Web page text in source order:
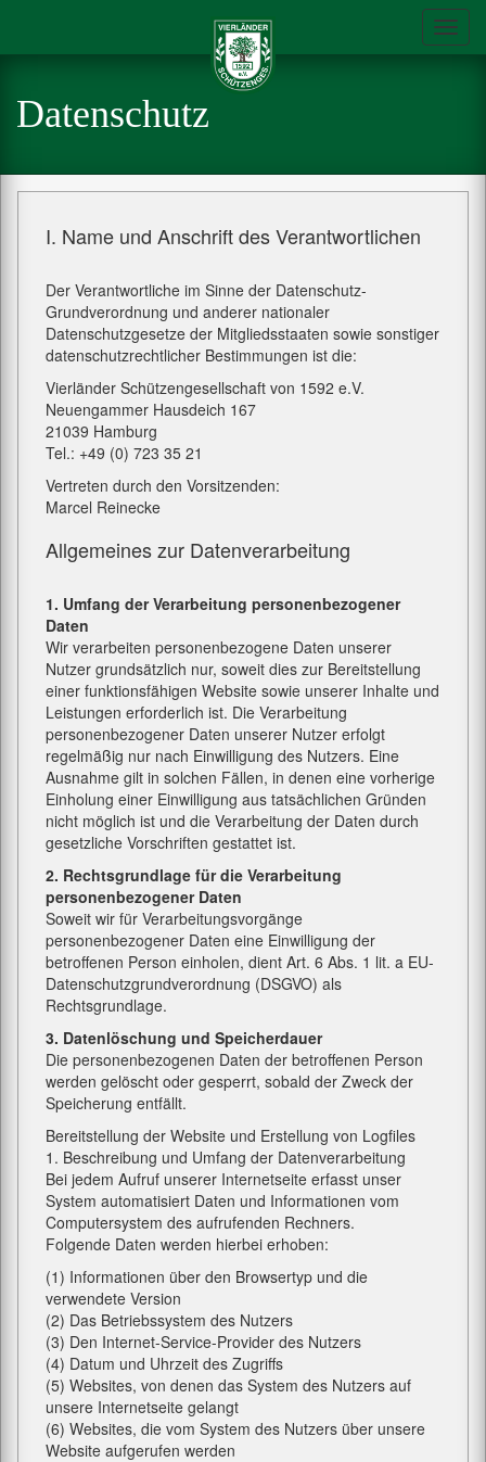
Datenschutz
I. Name und Anschrift des Verantwortlichen
Der Verantwortliche im Sinne der Datenschutz-
Grundverordnung und anderer nationaler
Datenschutzgesetze der Mitgliedsstaaten sowie sonstiger
datenschutzrechtlicher Bestimmungen ist die:
Vierländer Schützengesellschaft von 1592 e.V.
Neuengammer Hausdeich 167
21039 Hamburg
Tel.: +49 (0) 723 35 21
Vertreten durch den Vorsitzenden:
Marcel Reinecke
Allgemeines zur Datenverarbeitung
1. Umfang der Verarbeitung personenbezogener
Daten
Wir verarbeiten personenbezogene Daten unserer
Nutzer grundsätzlich nur, soweit dies zur Bereitstellung
einer funktionsfähigen Website sowie unserer Inhalte und
Leistungen erforderlich ist. Die Verarbeitung
personenbezogener Daten unserer Nutzer erfolgt
regelmäßig nur nach Einwilligung des Nutzers. Eine
Ausnahme gilt in solchen Fällen, in denen eine vorherige
Einholung einer Einwilligung aus tatsächlichen Gründen
nicht möglich ist und die Verarbeitung der Daten durch
gesetzliche Vorschriften gestattet ist.
2. Rechtsgrundlage für die Verarbeitung
personenbezogener Daten
Soweit wir für Verarbeitungsvorgänge
personenbezogener Daten eine Einwilligung der
betroffenen Person einholen, dient Art. 6 Abs. 1 lit. a EU-
Datenschutzgrundverordnung (DSGVO) als
Rechtsgrundlage.
3. Datenlöschung und Speicherdauer
Die personenbezogenen Daten der betroffenen Person
werden gelöscht oder gesperrt, sobald der Zweck der
Speicherung entfällt.
Bereitstellung der Website und Erstellung von Logfiles
1. Beschreibung und Umfang der Datenverarbeitung
Bei jedem Aufruf unserer Internetseite erfasst unser
System automatisiert Daten und Informationen vom
Computersystem des aufrufenden Rechners.
Folgende Daten werden hierbei erhoben:
(1) Informationen über den Browsertyp und die
verwendete Version
(2) Das Betriebssystem des Nutzers
(3) Den Internet-Service-Provider des Nutzers
(4) Datum und Uhrzeit des Zugriffs
(5) Websites, von denen das System des Nutzers auf
unsere Internetseite gelangt
(6) Websites, die vom System des Nutzers über unsere
Website aufgerufen werden